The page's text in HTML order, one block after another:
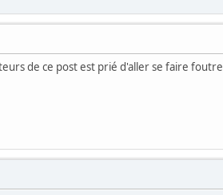
de ce post est prié d'aller se faire foutre